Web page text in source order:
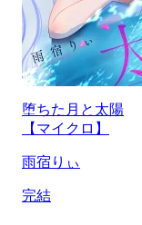
堕ちた月と太陽
【マイクロ】
雨宿りぃ
完結